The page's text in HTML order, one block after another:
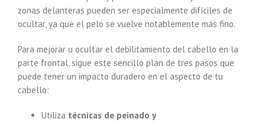
zonas delanteras pueden ser especialmente difíciles de
ocultar, ya que el pelo se vuelve notablemente más fino.
Para mejorar u ocultar el debilitamiento del cabello en la
parte frontal, sigue este sencillo plan de tres pasos que
puede tener un impacto duradero en el aspecto de tu
cabello:
Utiliza técnicas de peinado y